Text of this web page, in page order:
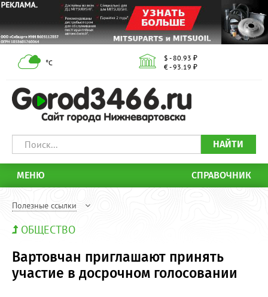
°С
$ - 80.93 ₽
€ - 93.19 ₽
НАЙТИ
МЕНЮ СПРАВОЧНИК
Полезные ссылки
ОБЩЕСТВО
Вартовчан приглашают принять
участие в досрочном голосовании